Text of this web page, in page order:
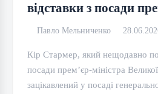
відставки з посади
Павло Мельниченко
Кір Стармер, який нещодавно
посади прем’єр-міністра
зацікавлений у посаді